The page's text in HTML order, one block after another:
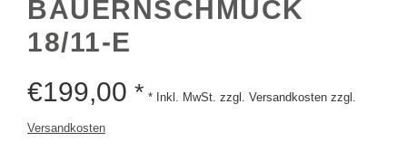
18/11-E
Versandkosten